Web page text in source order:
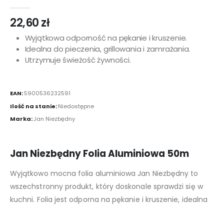
22,60zł
Wyjątkowa odporność na pękanie i kruszenie.
Idealna do pieczenia, grillowania i zamrażania.
Utrzymuje świeżość żywności.
EAN:5900536232591
Ilość na stanie:Niedostępne
Marka:Jan Niezbędny
Jan Niezbędny Folia Aluminiowa 50m
Wyjątkowo mocna folia aluminiowa Jan Niezbędny to
wszechstronny produkt, który doskonale sprawdzi się w
kuchni. Folia jest odporna na pękanie i kruszenie, idealna